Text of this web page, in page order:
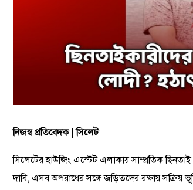
নিজস্ব প্রতিবেদক | সিলেট
সিলেটের হাউজিং এস্টেট এলাকায় সাম্প্রতিক ছিনতাই
দাবি, এসব অপরাধের সঙ্গে জড়িতদের রক্ষায় সক্রিয়